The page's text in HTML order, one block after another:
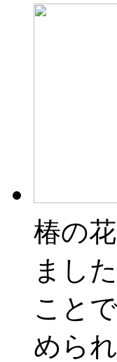
椿の
まし
こと
めら